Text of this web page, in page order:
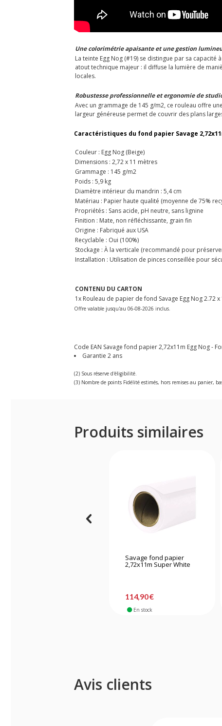
Une colorimétrie apaisante et une gestion
La teinte Egg Nog (#19) se distingue par sa
atout technique majeur : il diffuse la lumière de
locales.
Robustesse professionnelle et ergonomie de
Avec un grammage de 145 g/m2, ce rouleau offre
largeur généreuse permet de couvrir des plans
Caractéristiques du fond papier Savage
Couleur : Egg Nog (Beige)
Dimensions : 2,72 x 11 mètres
Grammage : 145 g/m2
Poids : 5,9 kg
Diamètre intérieur du mandrin : 5,4 cm
Matériau : Papier haute qualité (moyenne de 75%
Propriétés : Sans acide, pH neutre, sans lignine
Finition : Mate, non réfléchissante, grain fin
Origine : Fabriqué aux USA
Recyclable : Oui (100%)
Stockage : À la verticale (recommandé pour
Installation : Utilisation de pinces conseillée pour
CONTENU DU CARTON
1x Rouleau de papier de fond Savage Egg Nog 2.72 x
Offre valable jusqu'au 06-08-2026 inclus.
Code EAN Savage fond papier 2,72x11m Egg Nog -
Garantie 2 ans
(2) Sous réserve d'éligibilité.
(3) Nombre de points Fidélité estimés, hors remises au panier,
Produits similaires
Savage fond papier
2,72x11m Super White
114,90 €
En stock
Avis clients